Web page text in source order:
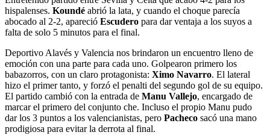
hispalenses. Koundé abrió la lata, y cuando el choque parecía
abocado al 2-2, apareció Escudero para dar ventaja a los suyos a
falta de solo 5 minutos para el final.
Deportivo Alavés y Valencia nos brindaron un encuentro lleno de
emoción con una parte para cada uno. Golpearon primero los
babazorros, con un claro protagonista: Ximo Navarro. El lateral
hizo el primer tanto, y forzó el penalti del segundo gol de su equipo.
El partido cambió con la entrada de Manu Vallejo, encargado de
marcar el primero del conjunto che. Incluso el propio Manu pudo
dar los 3 puntos a los valencianistas, pero Pacheco sacó una mano
prodigiosa para evitar la derrota al final.